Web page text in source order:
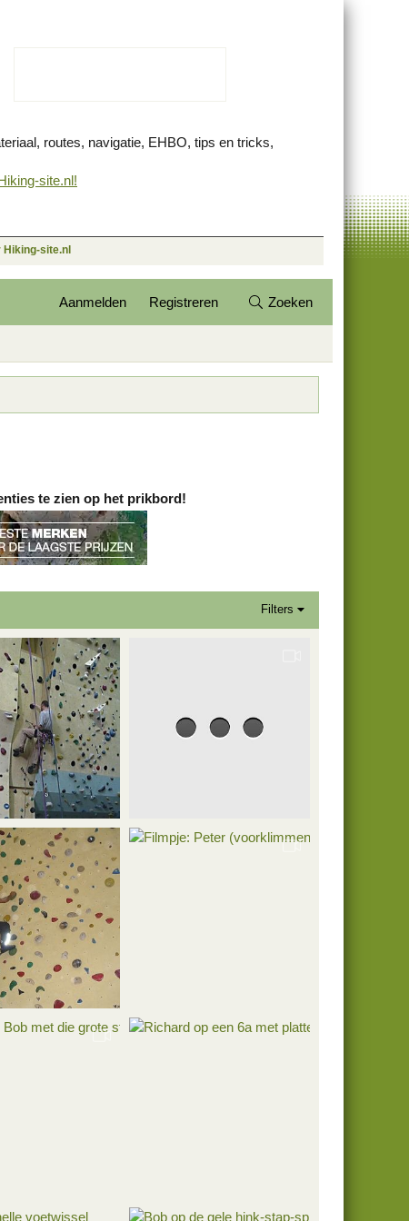
routes, navigatie, EHBO, tips en tricks,
site.nl!
Hiking-site.nl
Aanmelden Registreren Zoeken
te zien op het prikbord!
Filters
voorklimmen
26 mrt 2007
Roedi
26 mrt 2007
26 mrt 2007
Roedi
26 mrt 2007